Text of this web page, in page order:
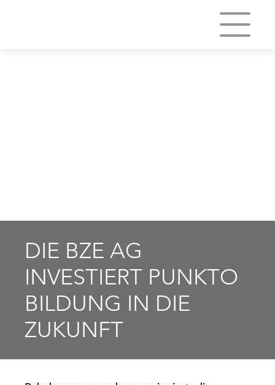
DIE BZE AG
INVESTIERT PUNKTO
BILDUNG IN DIE
ZUKUNFT